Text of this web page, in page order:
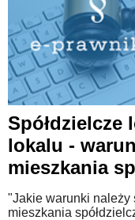
Spółdzielcze
lokalu -
mieszkania
"Jakie warunki należy
mieszkania